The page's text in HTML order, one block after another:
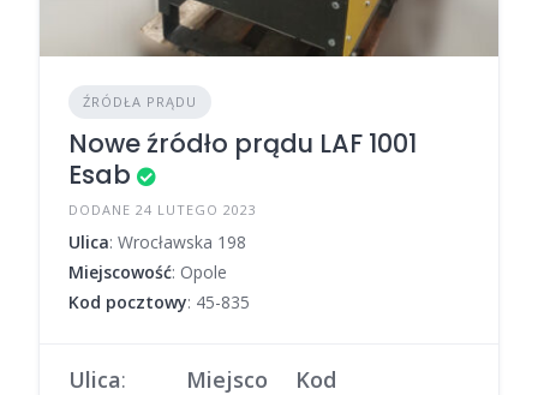
ŹRÓDŁA PRĄDU
Nowe źródło prądu LAF 1001
Esab
DODANE 24 LUTEGO 2023
Ulica: Wrocławska 198
Miejscowość: Opole
Kod pocztowy: 45-835
Ulica:
Miejsco
Kod